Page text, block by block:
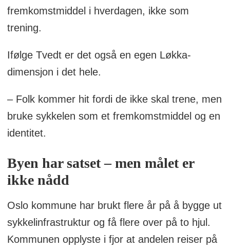
fremkomstmiddel i hverdagen, ikke som
trening.
Ifølge Tvedt er det også en egen Løkka-
dimensjon i det hele.
– Folk kommer hit fordi de ikke skal trene, men
bruke sykkelen som et fremkomstmiddel og en
identitet.
Byen har satset – men målet er
ikke nådd
Oslo kommune har brukt flere år på å bygge ut
sykkelinfrastruktur og få flere over på to hjul.
Kommunen opplyste i fjor at andelen reiser på